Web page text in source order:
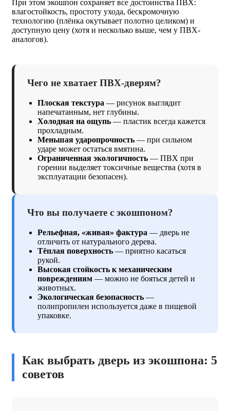
При этом экошпон сохраняет все достоинства ПВХ:
влагостойкость, простоту ухода, бескромочную
технологию (плёнка окутывает полотно целиком) и
доступную цену (хотя и несколько выше, чем у ПВХ-
аналогов).
Чего не хватает ПВХ-дверям?
Плоская текстура — рисунок выглядит
напечатанным, нет глубины.
Холодная на ощупь — пластик всегда кажется
прохладным.
Меньшая ударопрочность — при сильном
ударе может остаться вмятина.
Ограниченная экологичность — ПВХ при
горении выделяет токсичные вещества (хотя в
эксплуатации безопасен).
Что вы получаете с экошпоном?
Рельефная, «живая» фактура — дверь не
отличить от натурального дерева.
Тёплая поверхность — приятно касаться
рукой.
Высокая стойкость к механическим
повреждениям — можно не бояться детей и
животных.
Экологическая безопасность —
полипропилен используется даже в пищевой
упаковке.
Как выбрать дверь из экошпона: 5
советов